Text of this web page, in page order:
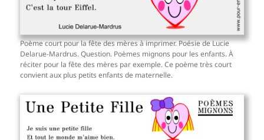
Poème court pour la fête des mères à imprimer. Poésie de Lucie
Delarue-Mardrus. Question. Poèmes mignons pour les enfants. À
réciter pour la fête des mères par exemple. Ce poème très court
convient aux plus petits enfants de maternelle.